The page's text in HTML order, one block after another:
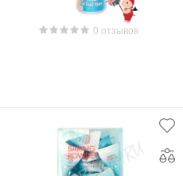
0 отзывов